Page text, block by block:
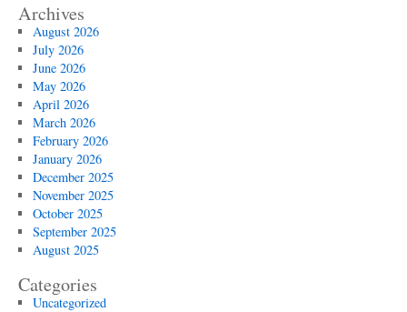
Archives
August 2026
July 2026
June 2026
May 2026
April 2026
March 2026
February 2026
January 2026
December 2025
November 2025
October 2025
September 2025
August 2025
Categories
Uncategorized